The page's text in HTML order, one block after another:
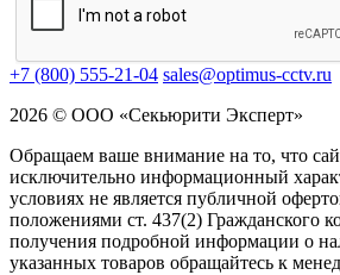
+7 (800) 555-21-04 sales@optimus-cctv.ru
2026 © ООО «Секьюрити Эксперт»
Обращаем ваше внимание на то, что
исключительно информационный
условиях не является публичной
положениями ст. 437(2) Гражданского
получения подробной информации о
указанных товаров обращайтесь к